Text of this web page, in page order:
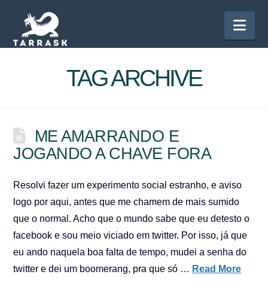
TAG ARCHIVE
ME AMARRANDO E
JOGANDO A CHAVE FORA
Resolvi fazer um experimento social estranho, e aviso
logo por aqui, antes que me chamem de mais sumido
que o normal. Acho que o mundo sabe que eu detesto o
facebook e sou meio viciado em twitter. Por isso, já que
eu ando naquela boa falta de tempo, mudei a senha do
twitter e dei um boomerang, pra que só … Read More